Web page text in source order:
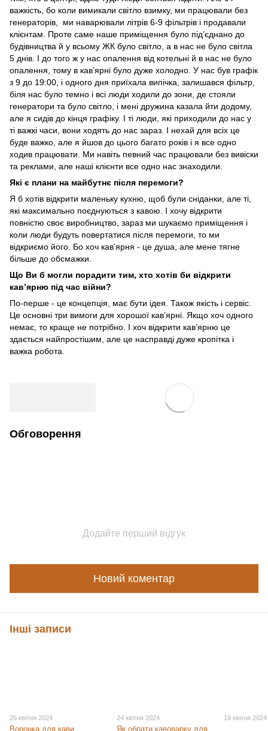
важкість, бо коли вимикали світло взимку, ми працювали без
генераторів, ми наварювали літрів 6-9 фільтрів і продавали
клієнтам. Проте саме наше приміщення було підʼєднано до
будівництва й у всьому ЖК було світло, а в нас не було світла
5 днів. І до того ж у нас опалення від котельні й в нас не було
опалення, тому в кавʼярні було дуже холодно. У нас був графік
з 9 до 19:00, і одного дня приїхала випічка, залишався фільтр,
біля нас було темно і всі люди ходили до зони, де стояли
генератори та було світло, і мені дружина казала йти додому,
але я сидів до кінця графіку. І ті люди, які приходили до нас у
ті важкі часи, вони ходять до нас зараз. І нехай для всіх це
буде важко, але я йшов до цього багато років і я все одно
ходив працювати. Ми навіть певний час працювали без вивіски
та реклами, але наші клієнти все одно нас знаходили.
Які є плани на майбутнє після перемоги?
Я б хотів відкрити маленьку кухню, щоб були сніданки, але ті,
які максимально поєднуються з кавою. І хочу відкрити
повністю своє виробництво, зараз ми шукаємо приміщення і
коли люди будуть повертатися після перемоги, то ми
відкриємо його. Бо хоч кавʼярня - це душа, але мене тягне
більше до обсмажки.
Що Ви б могли порадити тим, хто хотів би відкрити
кавʼярню під час війни?
По-перше - це концепція, має бути ідея. Також якість і сервіс.
Це основні три вимоги для хорошої кавʼярні. Якщо хоч одного
немає, то краще не потрібно. І хоч відкрити кавʼярню це
здається найпростішим, але це насправді дуже кропітка і
важка робота.
Обговорення
Додайте перший відгук
Новий коментар
Інші записи
25 квітня 2024
Воронка для кави
24 квітня 2024
Як обрати кавоварку для
19 квітня 2024